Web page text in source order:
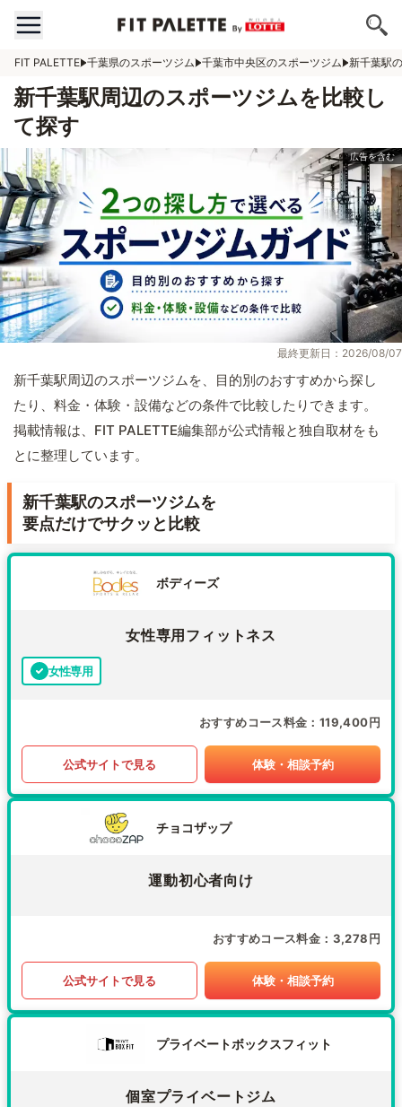
FIT PALETTE 千葉県のスポーツジム 千葉市中央区のスポーツジム 新千葉駅
新千葉駅周辺のスポーツジムを比較し
て探す
最終更新日：2026/08/07
新千葉駅周辺のスポーツジムを、目的別のおすすめから探し
たり、料金・体験・設備などの条件で比較したりできます。
掲載情報は、FIT PALETTE編集部が公式情報と独自取材をも
とに整理しています。
新千葉駅のスポーツジムを
要点だけでサクッと比較
ボディーズ
女性専用フィットネス
女性専用
おすすめコース料金 119,400円
公式サイトで見る 体験・相談予約
チョコザップ
運動初心者向け
おすすめコース料金 3,278円
公式サイトで見る 体験・相談予約
プライベートボックスフィット
個室プライベートジム